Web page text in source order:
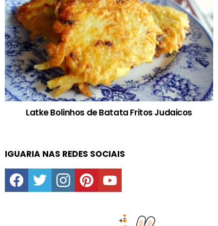
Latke Bolinhos de Batata Fritos Judaicos
IGUARIA NAS REDES SOCIAIS
facebooktwitter instagrampinterestyoutube